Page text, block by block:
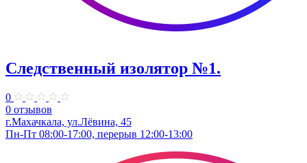
Следственный изолятор №1.
0
0 отзывов
г.Махачкала, ул.Лёвина, 45
Пн-Пт 08:00-17:00, перерыв 12:00-13:00